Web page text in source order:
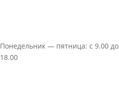
Понедельник — пятница: с 9.00 до
18.00